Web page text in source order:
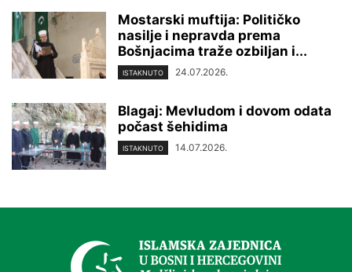
Mostarski muftija: Političko
nasilje i nepravda prema
Bošnjacima traže ozbiljan i...
ISTAKNUTO 24.07.2026.
Blagaj: Mevludom i dovom odata
počast šehidima
ISTAKNUTO 14.07.2026.